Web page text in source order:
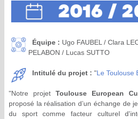
Équipe : Ugo FAUBEL / Clara
PELABON / Lucas SUTTO
Intitulé du projet : "Le Toulouse
"Notre projet Toulouse European
proposé la réalisation d’un échange de
du sport comme facteur culturel